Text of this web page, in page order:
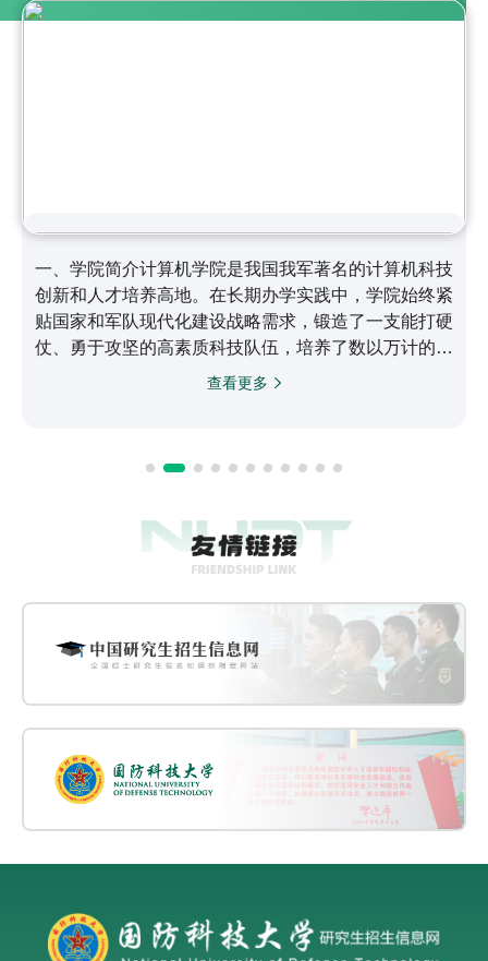
一、学院简介计算机学院是我国我军著名的计算机科技
创新和人才培养高地。在长期办学实践中，学院始终紧
贴国家和军队现代化建设战略需求，锻造了一支能打硬
仗、勇于攻坚的高素质科技队伍，培养了数以万计的信
息化领域骨干人才，取得了以银河/天河系列高性能计
界领先行列的综合实力。二、历史沿革学院起步于
1971年成立计算机…
查看更多